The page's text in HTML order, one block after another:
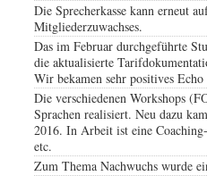
Die Sprecherkasse kann erneut
Mitgliederzuwachses.
Das im Februar durchgeführte
die aktualisierte
Wir bekamen sehr positives
Die verschiedenen Workshops
Sprachen realisiert. Neu dazu
2016. In Arbeit ist eine
etc.
Zum Thema Nachwuchs wurde